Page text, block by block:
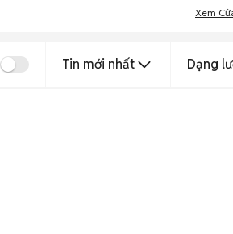
Xem
Tin mới nhất Dạng